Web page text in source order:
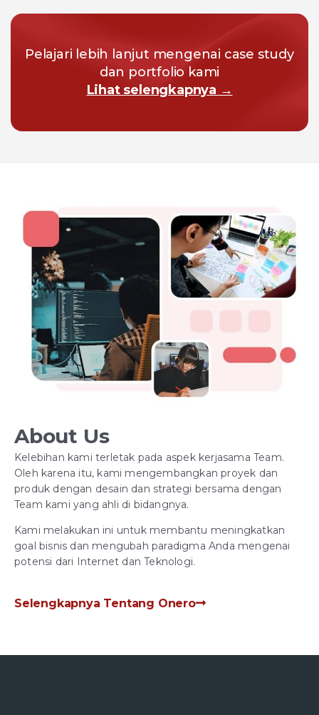
Pelajari lebih lanjut mengenai case study
dan portfolio kami
Lihat selengkapnya →
About Us
Kelebihan kami terletak pada aspek kerjasama Team.
Oleh karena itu, kami mengembangkan proyek dan
produk dengan desain dan strategi bersama dengan
Team kami yang ahli di bidangnya.
Kami melakukan ini untuk membantu meningkatkan
goal bisnis dan mengubah paradigma Anda mengenai
potensi dari Internet dan Teknologi.
Selengkapnya Tentang Onero